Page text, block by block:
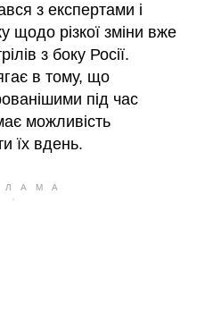
з експертами і
щодо різкої зміни вже
з боку Росії.
в тому, що
під час
можливість
їх вдень.